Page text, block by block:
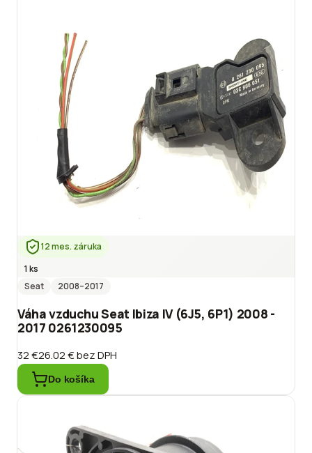
12 mes. záruka
1 ks
Seat
2008–2017
Váha vzduchu Seat Ibiza IV (6J5, 6P1) 2008 -
2017 0261230095
32 €26.02 €bez DPH
Do košíka